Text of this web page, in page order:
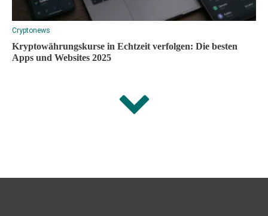
Cryptonews
Kryptowährungskurse in Echtzeit verfolgen: Die besten
Apps und Websites 2025